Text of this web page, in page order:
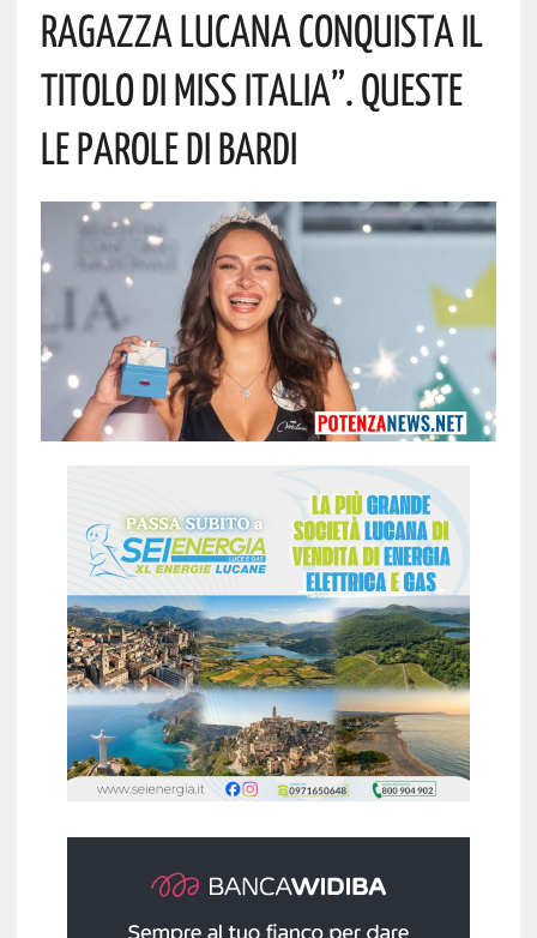
Ragazza Lucana Conquista Il
Titolo Di Miss Italia”. Queste
Le Parole Di Bardi